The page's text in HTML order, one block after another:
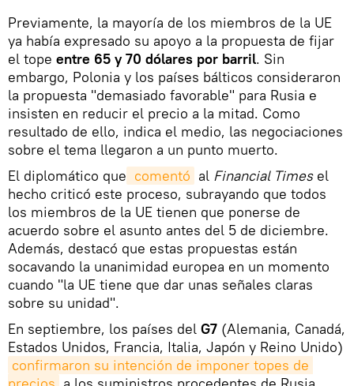
Previamente, la mayoría de los miembros de la UE
ya había expresado su apoyo a la propuesta de fijar
el tope entre 65 y 70 dólares por barril. Sin
embargo, Polonia y los países bálticos consideraron
la propuesta "demasiado favorable" para Rusia e
insisten en reducir el precio a la mitad. Como
resultado de ello, indica el medio, las negociaciones
sobre el tema llegaron a un punto muerto.
El diplomático que comentó al Financial Timesel
hecho criticó este proceso, subrayando que todos
los miembros de la UE tienen que ponerse de
acuerdo sobre el asunto antes del 5 de diciembre.
Además, destacó que estas propuestas están
socavando la unanimidad europea en un momento
cuando "la UE tiene que dar unas señales claras
sobre su unidad".
En septiembre, los países del G7 (Alemania, Canadá,
Estados Unidos, Francia, Italia, Japón y Reino Unido)
confirmaron su intención de imponer topes de